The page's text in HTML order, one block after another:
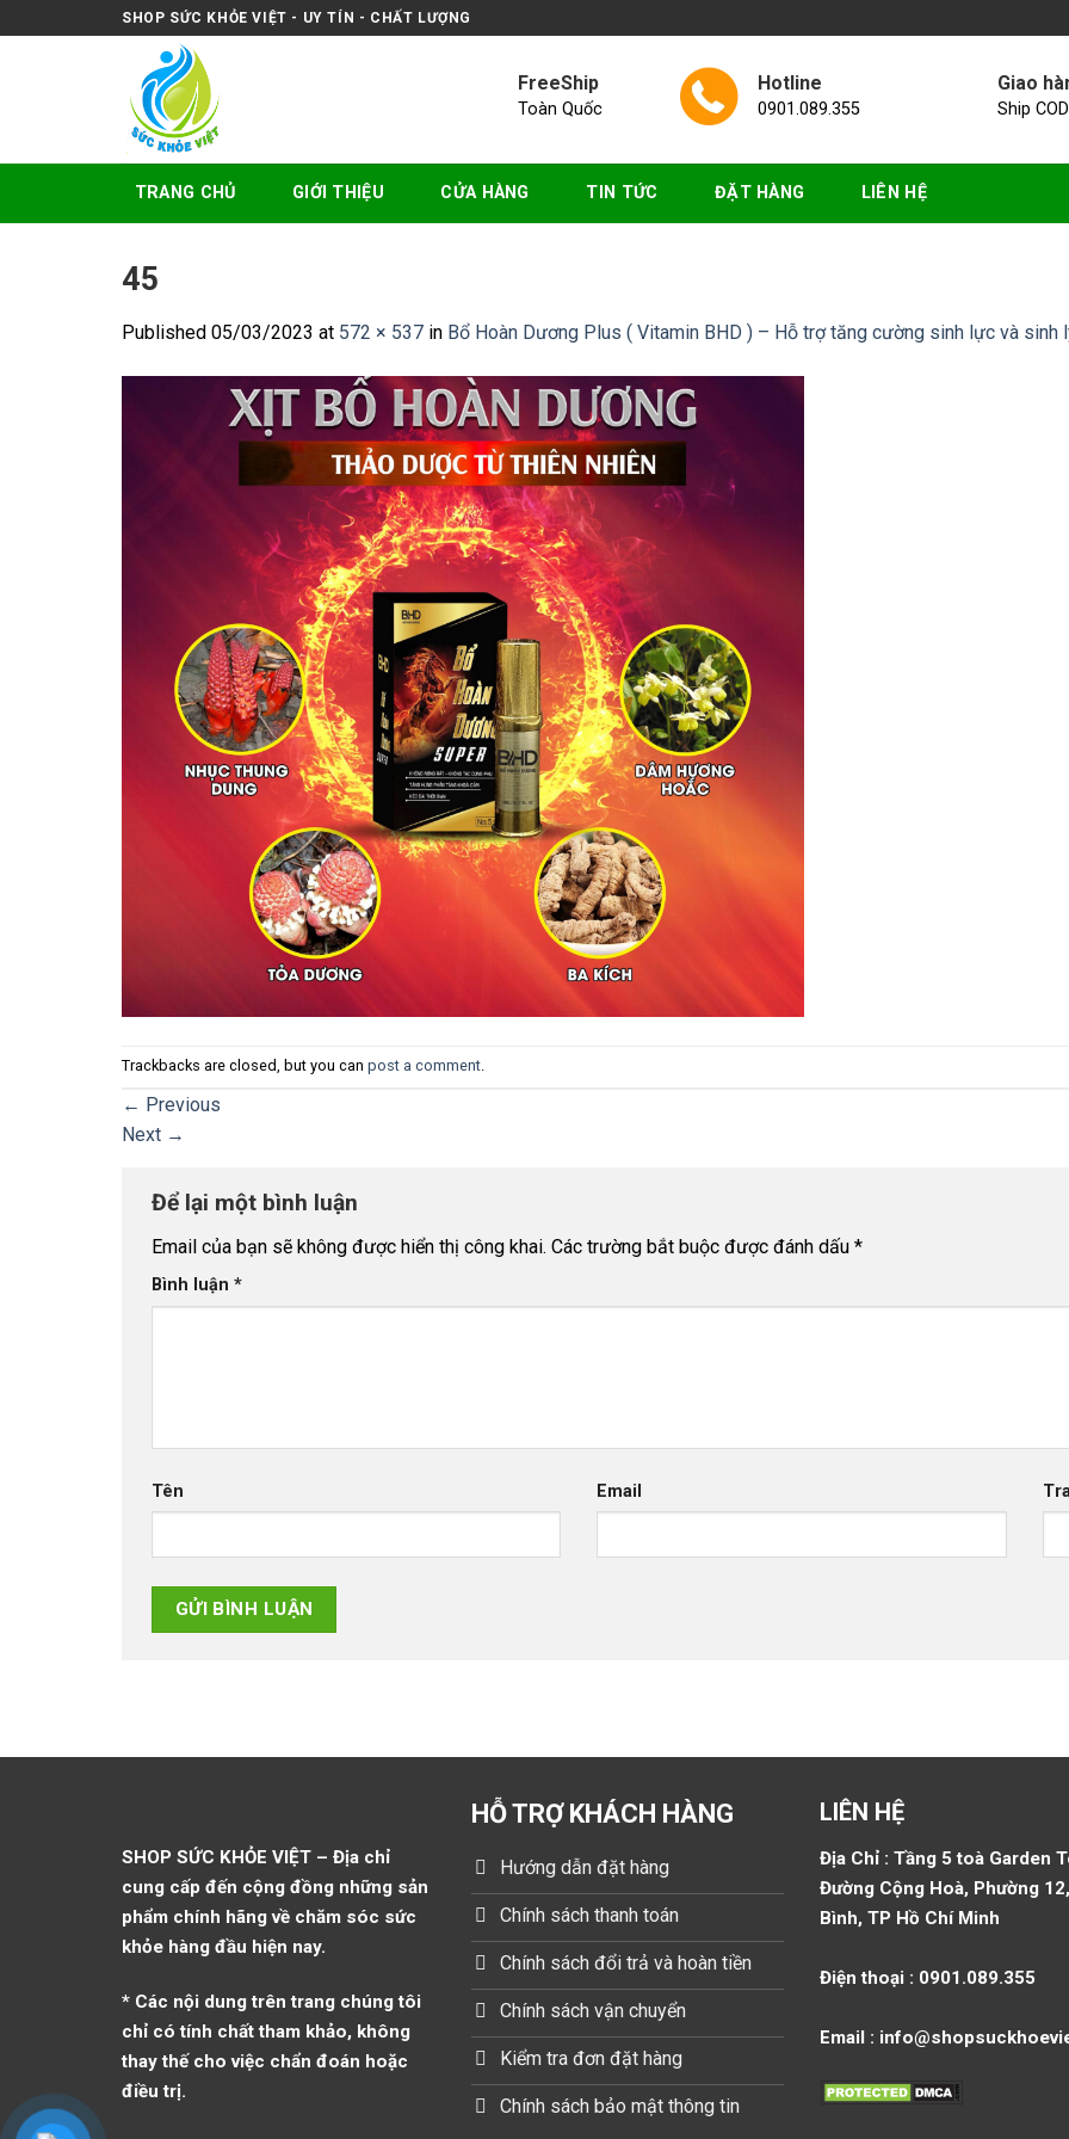
to
SHOP SỨC KHỎE VIỆT - UY TÍN - CHẤT LƯỢNG
FreeShip
Toàn Quốc
Hotline
0901.089.355
Giao
Ship
TRANG CHỦ GIỚI THIỆU CỬA HÀNG TIN TỨC ĐẶT HÀNG LIÊN HỆ
45
Published 05/03/2023 at 572 × 537 in Bổ Hoàn Dương Plus ( Vitamin BHD ) – Hỗ trợ tăng cường sinh lực và sinh
Trackbacks are closed, but you can post a comment
← Previous
Next →
Để lại một bình luận
Email của bạn sẽ không được hiển thị công khai. Các trường bắt buộc được đánh dấu *
Bình luận *
Tên Email
SHOP SỨC KHỎE VIỆT – Địa chỉ
cung cấp đến cộng đồng những sản
phẩm chính hãng về chăm sóc sức
khỏe hàng đầu hiện nay.
* Các nội dung trên trang chúng tôi
chỉ có tính chất tham khảo, không
thay thế cho việc chẩn đoán hoặc
điều trị.
HỖ TRỢ KHÁCH HÀNG
Hướng dẫn đặt hàng
Chính sách thanh toán
Chính sách đổi trả và hoàn tiền
Chính sách vận chuyển
Kiểm tra đơn đặt hàng
Chính sách bảo mật thông tin
LIÊN HỆ
Địa Chỉ : Tầng 5 toà Garden
Đường Cộng Hoà, Phường
Bình, TP Hồ Chí Minh
Điện thoại : 0901.089.355
Email :